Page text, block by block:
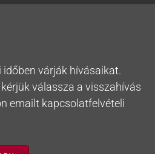
várják hívásaikat.
válassza a visszahívás
emailt kapcsolatfelvételi